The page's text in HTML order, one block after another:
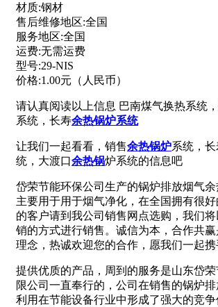
材质:钢材
售后维修地区:全国
服务地区:全国
运费:无需运费
型号:29-NIS
价格:1.00元（人民币）
请认真阅读以上信息 巴南煤气换热系统
系统，长寿余热锅炉系统
让我们一起看看，销售余热锅炉系统，
统，大渡口余热锅炉系统的信息吧
岱荣节能环保公司生产的锅炉排放烟气
主要用于用于烟气净化，在全国拥有很
的客户请到我公司销售网点选购，我们
销的方式进行销售。诚信为本，合作共
理念，热诚欢迎您的合作，愿我们一起携
提供优质的产品，周到的服务是山东岱
限公司一直奉行的，公司在销售的锅炉
利用在节能设备行业中形成了强大的竞